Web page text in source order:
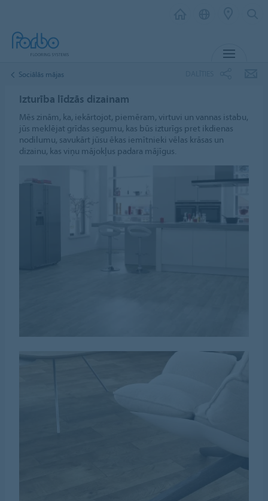
Sociālās mājas
Izturība līdzās dizainam
Mēs zinām, ka, iekārtojot, piemēram, virtuvi un vannas istabu,
jūs meklējat grīdas segumu, kas būs izturīgs pret ikdienas
nodilumu, savukārt jūsu ēkas iemītnieki vēlas krāsas un
dizainu, kas viņu mājokļus padara mājīgus.